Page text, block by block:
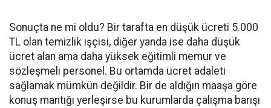
Sonuçta ne mi oldu? Bir tarafta en düşük ücreti 5.000
TL olan temizlik işçisi, diğer yanda ise daha düşük
ücret alan ama daha yüksek eğitimli memur ve
sözleşmeli personel. Bu ortamda ücret adaleti
sağlamak mümkün değildir. Bir de aldığın maaşa göre
konuş mantığı yerleşirse bu kurumlarda çalışma barışı